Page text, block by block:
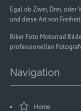
Egal ob Zwei, Drei, oder
und diese Art von
Biker Foto Motorrad
professionellen
Navigation
Home